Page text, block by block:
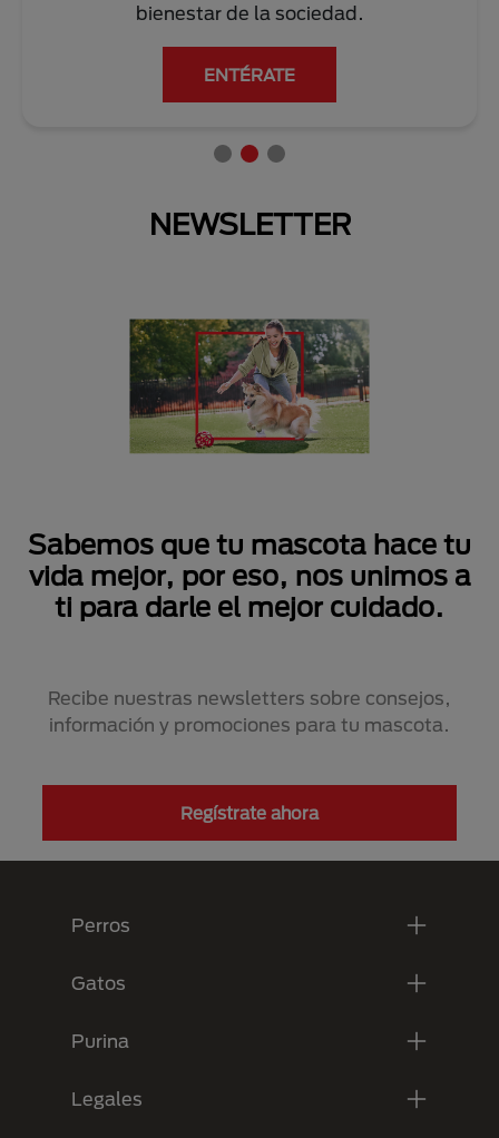
bienestar de la sociedad.
ENTÉRATE
NEWSLETTER
Sabemos que tu mascota hace tu
vida mejor, por eso, nos unimos a
ti para darle el mejor cuidado.
Recibe nuestras newsletters sobre consejos,
información y promociones para tu mascota.
Regístrate ahora
Perros
Gatos
Purina
Legales